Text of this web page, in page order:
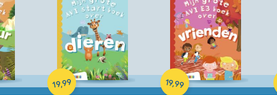
19,99
Hardcover
19,99
Hardcover